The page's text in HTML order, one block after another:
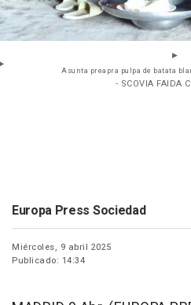
Asunta preapra pulpa de batata
- SCOVIA FAIDA
Europa Press Sociedad
Miércoles, 9 abril 2025
Publicado: 14:34